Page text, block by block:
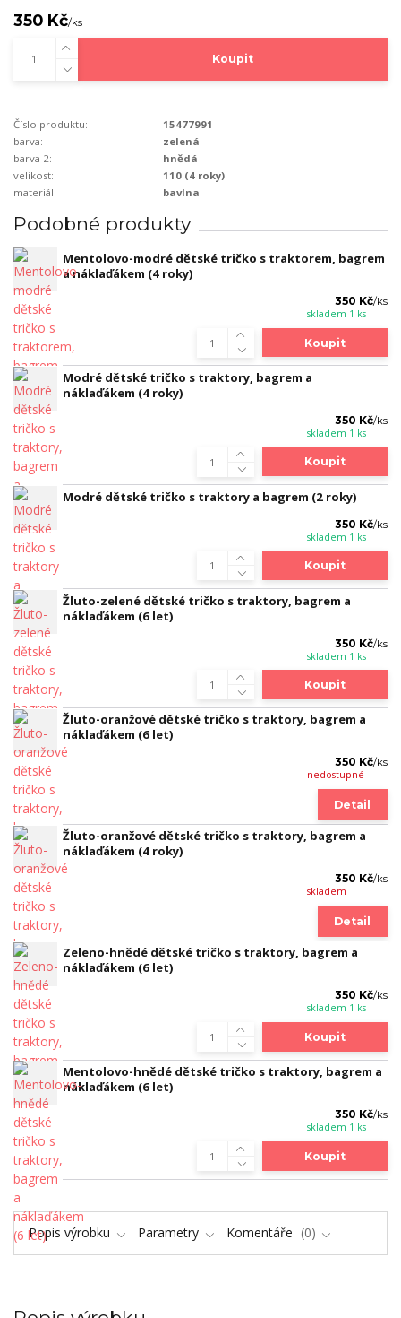
350 Kč/ks
Koupit
Číslo produktu:
15477991
barva:
zelená
barva 2:
hnědá
velikost:
110 (4 roky)
materiál:
bavlna
Podobné produkty
Mentolovo-modré dětské tričko s traktorem, bagrem
a náklaďákem (4 roky)
350 Kč/ks
skladem 1 ks
Koupit
Modré dětské tričko s traktory, bagrem a
náklaďákem (4 roky)
350 Kč/ks
skladem 1 ks
Koupit
Modré dětské tričko s traktory a bagrem (2 roky)
350 Kč/ks
skladem 1 ks
Koupit
Žluto-zelené dětské tričko s traktory, bagrem a
náklaďákem (6 let)
350 Kč/ks
skladem 1 ks
Koupit
Žluto-oranžové dětské tričko s traktory, bagrem a
náklaďákem (6 let)
350 Kč/ks
nedostupné
Detail
Žluto-oranžové dětské tričko s traktory, bagrem a
náklaďákem (4 roky)
350 Kč/ks
skladem
Detail
Zeleno-hnědé dětské tričko s traktory, bagrem a
náklaďákem (6 let)
350 Kč/ks
skladem 1 ks
Koupit
Mentolovo-hnědé dětské tričko s traktory, bagrem a
náklaďákem (6 let)
350 Kč/ks
skladem 1 ks
Koupit
Popis výrobku Parametry Komentáře 0